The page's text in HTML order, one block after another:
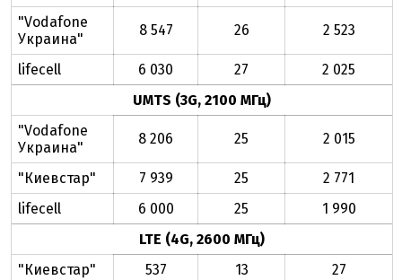
"Vodafone
Украина"
8 547 26 2 523
lifecell 6 030 27
2 025
UMTS (3G, 2100 МГц)
"Vodafone
Украина"
8 206 25 2 015
"Киевстар" 7 939 25
2 771
lifecell
6 000 25
1 990
LTE (4G, 2600 МГц)
"Киевстар"
537 13
27